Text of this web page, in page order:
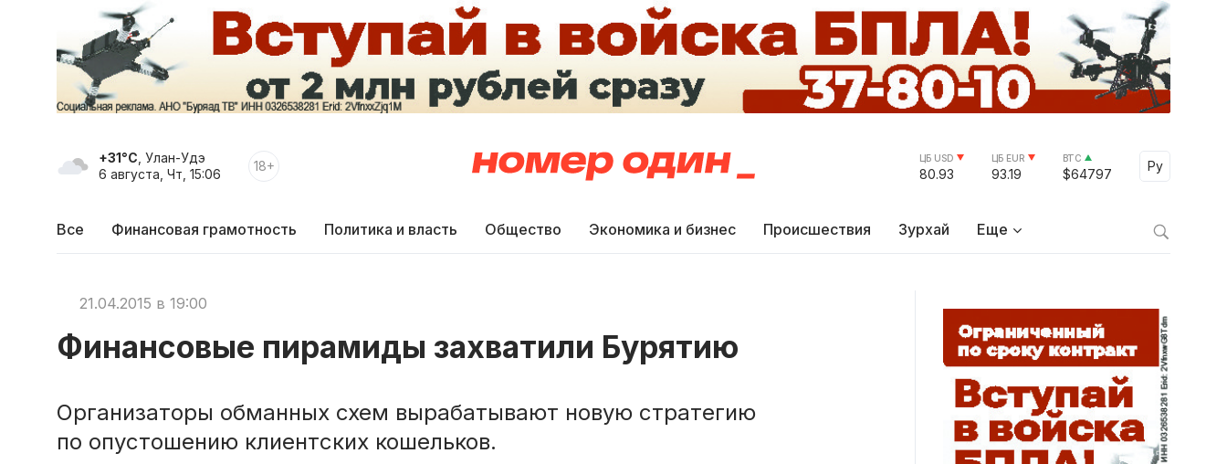
+31°C , Улан-Удэ
6 августа, Чт, 15:06
18+ ЦБ USD
80.93
ЦБ EUR
93.19
BTC
$64797
Ру
Select
Все Финансовая грамотность Политика и власть Общество Экономика и бизнес Происшествия Зурхай Еще
21.04.2015 в 19:00
Финансовые пирамиды захватили Бурятию
Организаторы обманных схем вырабатывают новую стратегию
по опустошению клиентских кошельков.